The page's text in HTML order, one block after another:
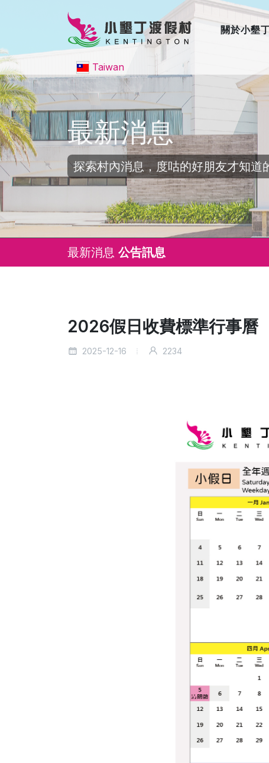
Taiwan
關於小墾
最新消息
探索村內消息，度咕的好朋友才知道
最新消息 公告訊息
2026假日收費標準行事曆
2025-12-16 2234